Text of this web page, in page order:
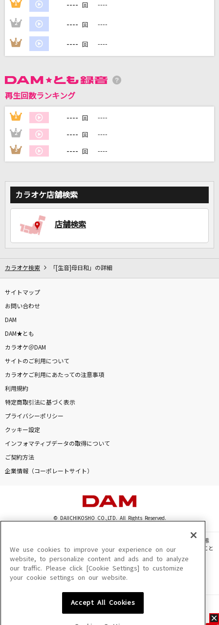
DAMに会員登録・ログインして
家族や友達と一緒に！練習にも！
1 ---- 回 ----
2 ---- 回 ----
3 ---- 回 ----
再生回数ランキング
1 ---- 回 ----
2 ---- 回 ----
3 ---- 回 ----
カラオケ店舗検索
店舗検索
カラオケ検索 「[生音]母日和」の詳細
サイトマップ
お問い合わせ
DAM
DAM★とも
カラオケ＠DAM
サイトのご利用について
カラオケご利用にあたっての注意事項
利用規約
特定商取引法に基づく表示
プライバシーポリシー
クッキー設定
インフォマティブデータの取得について
ご契約方法
企業情報（コーポレートサイト）
© DAIICHIKOSHO CO.,LTD. All Rights Reserved.
このサイトに掲載されている一切の文章・画像・写真・動画・音声等を、手段や形態
を問わず、著作権法の定める範囲を超えて無断で複製、転載、ファイル化などすること
を禁じます。
楽曲及びコンテンツは、機種によりご利用いただけない場合があります。
楽曲及びコンテンツの配信日、配信内容が変更になる場合があります。
We use cookies to improve your experience on our
website, to personalize content and ads and to analyze
our traffic. Please click [Cookie Settings] to customize
your cookie settings on our website.
Accept All Cookies